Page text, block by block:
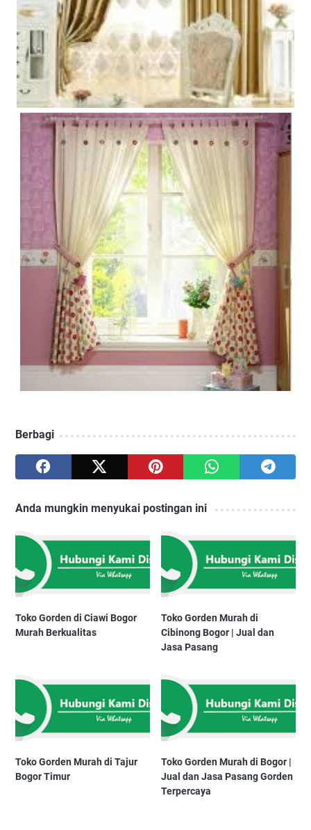
Berbagi
Anda mungkin menyukai postingan ini
Toko Gorden di Ciawi Bogor
Murah Berkualitas
Toko Gorden Murah di
Cibinong Bogor | Jual dan
Jasa Pasang
Toko Gorden Murah di Tajur
Bogor Timur
Toko Gorden Murah di Bogor |
Jual dan Jasa Pasang Gorden
Terpercaya